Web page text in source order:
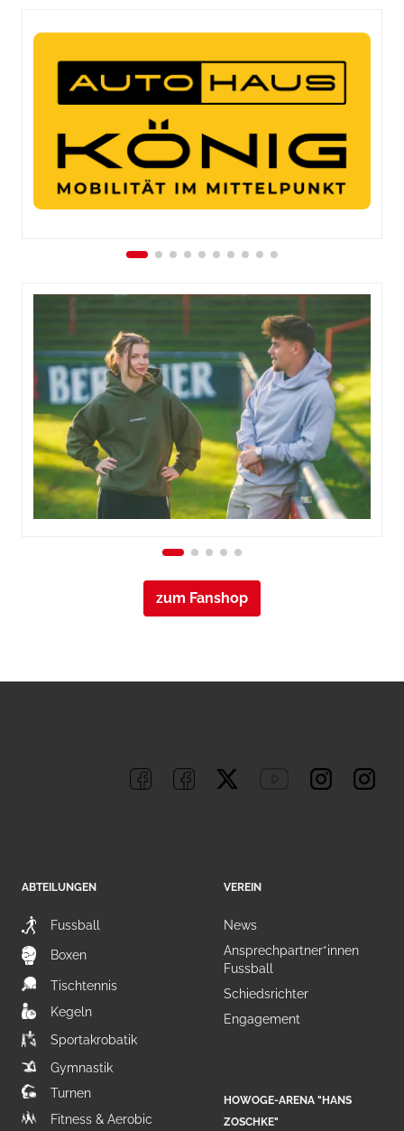
zum Fanshop
ABTEILUNGEN
Fussball
Boxen
Tischtennis
Kegeln
Sportakrobatik
Gymnastik
Turnen
Fitness & Aerobic
VEREIN
News
Ansprechpartner*innen
Fussball
Schiedsrichter
Engagement
HOWOGE-ARENA "HANS
ZOSCHKE"